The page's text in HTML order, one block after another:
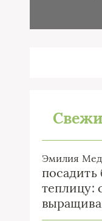
Эмилия
посадить
теплицу: